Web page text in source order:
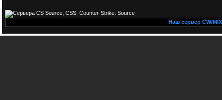
Наш сервер CW/MIX